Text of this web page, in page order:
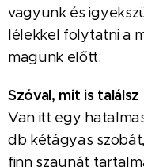
vagyunk és
lélekkel folytatni a
magunk előtt.
Szóval, mit is találsz
Van itt egy
db kétágyas
finn szaunát